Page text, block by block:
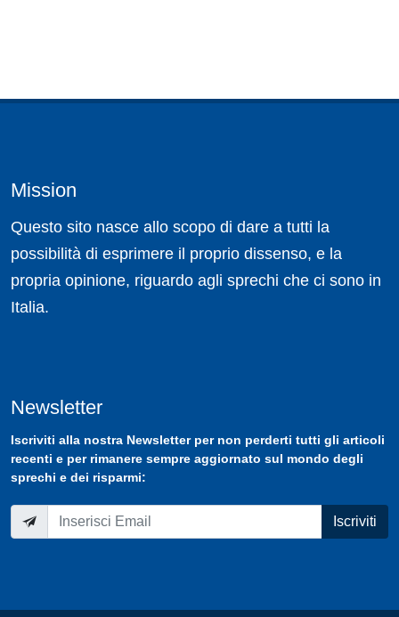
Mission
Questo sito nasce allo scopo di dare a tutti la
possibilità di esprimere il proprio dissenso, e la
propria opinione, riguardo agli sprechi che ci sono in
Italia.
Newsletter
Iscriviti alla nostra Newsletterper non perderti tutti gli articoli
recenti e per rimanere sempre aggiornato sul mondo degli
sprechi e dei risparmi:
Iscriviti